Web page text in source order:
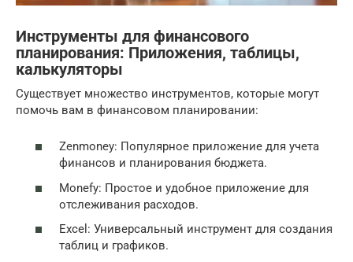
Инструменты для финансового
планирования: Приложения, таблицы,
калькуляторы
Существует множество инструментов, которые могут
помочь вам в финансовом планировании:
Zenmoney: Популярное приложение для учета
финансов и планирования бюджета.
Monefy: Простое и удобное приложение для
отслеживания расходов.
Excel: Универсальный инструмент для создания
таблиц и графиков.